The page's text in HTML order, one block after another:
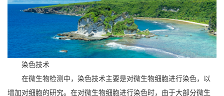
染色技术
在微生物检测中，染色技术主要是对微生物细胞进行染色，以
增加对细胞的研究。在对微生物细胞进行染色时，由于大部分微生